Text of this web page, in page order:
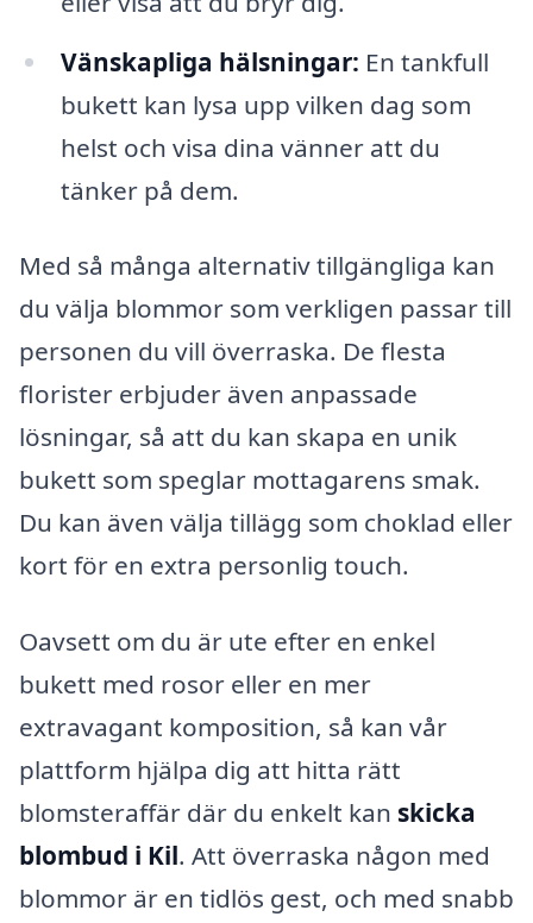
Vänskapliga hälsningar: En tankfull
bukett kan lysa upp vilken dag som
helst och visa dina vänner att du
tänker på dem.
Med så många alternativ tillgängliga kan
du välja blommor som verkligen passar till
personen du vill överraska. De flesta
florister erbjuder även anpassade
lösningar, så att du kan skapa en unik
bukett som speglar mottagarens smak.
Du kan även välja tillägg som choklad eller
kort för en extra personlig touch.
Oavsett om du är ute efter en enkel
bukett med rosor eller en mer
extravagant komposition, så kan vår
plattform hjälpa dig att hitta rätt
blomsteraffär där du enkelt kan skicka
blombud i Kil. Att överraska någon med
blommor är en tidlös gest, och med snabb